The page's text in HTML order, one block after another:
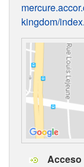
kingdom/
Acceso